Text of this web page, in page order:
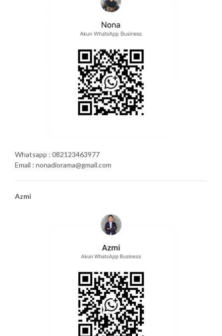
Whatsapp : 082123463977
Email : nonadiorama@gmail.com
Azmi